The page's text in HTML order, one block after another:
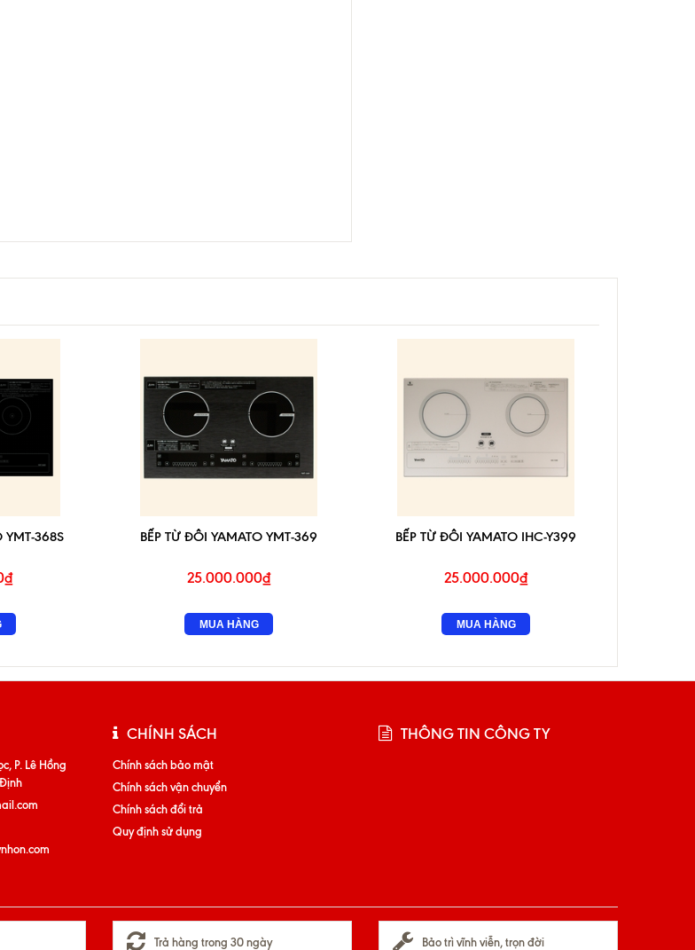
YMT-368S BẾP TỪ ĐÔI YAMATO YMT-369
25.000.000₫
MUA HÀNG
BẾP TỪ ĐÔI YAMATO IHC-Y399
25.000.000₫
MUA HÀNG
P. Lê Hồng
CHÍNH SÁCH
Chính sách bảo mật
Chính sách vận chuyển
Chính sách đổi trả
Quy định sử dụng
THÔNG TIN CÔNG TY
Trả hàng trong 30 ngày Bảo trì vĩnh viễn, trọn đời